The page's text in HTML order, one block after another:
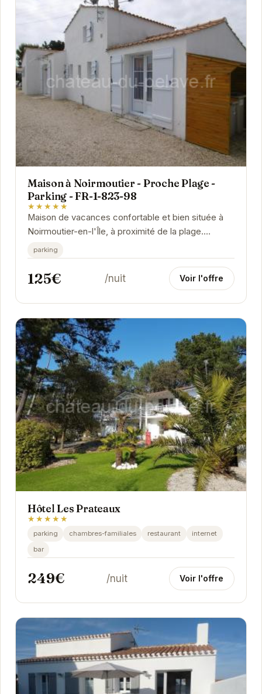
Maison à Noirmoutier - Proche Plage -
Parking - FR-1-823-98
★★★★★
Maison de vacances confortable et bien située à
Noirmoutier-en-l'Île, à proximité de la plage.
Parking inclus. Idéal pour des vacances...
parking
125€ /nuit Voir l'offre
Hôtel Les Prateaux
★★★★★
parking chambres-familiales restaurant
internet
bar
249€ /nuit Voir l'offre